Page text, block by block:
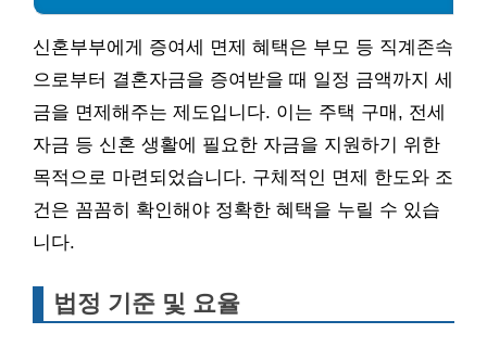
신혼부부에게 증여세 면제 혜택은 부모 등 직계존속
으로부터 결혼자금을 증여받을 때 일정 금액까지 세
금을 면제해주는 제도입니다. 이는 주택 구매, 전세
자금 등 신혼 생활에 필요한 자금을 지원하기 위한
목적으로 마련되었습니다. 구체적인 면제 한도와 조
건은 꼼꼼히 확인해야 정확한 혜택을 누릴 수 있습
니다.
법정 기준 및 요율